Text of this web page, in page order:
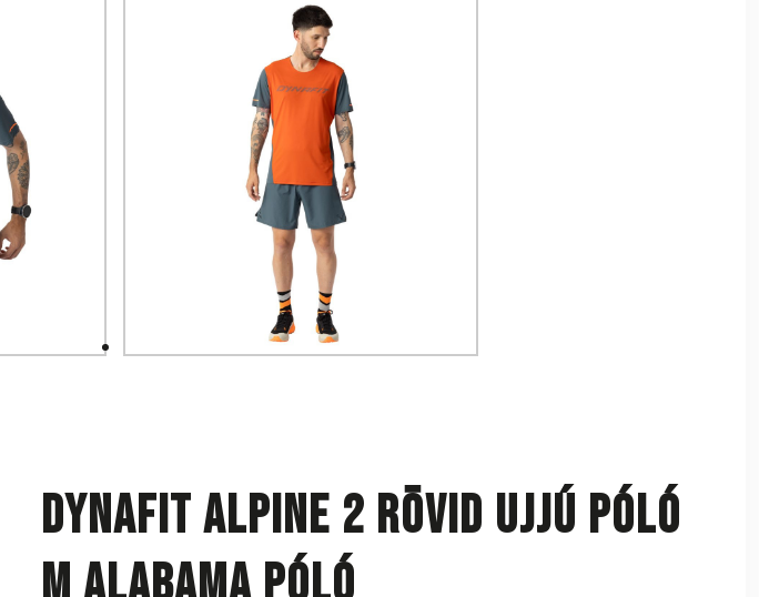
DYNAFIT Alpine 2 rövid ujjú póló